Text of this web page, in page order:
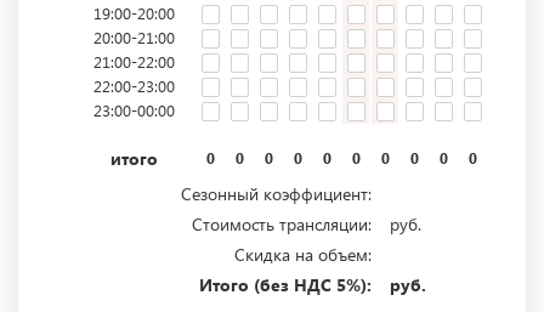
19:00-20:00
20:00-21:00
21:00-22:00
22:00-23:00
23:00-00:00
итого 0 0 0 0 0 0 0 0 0 0
Сезонный коэффициент:
Стоимость трансляции:
руб.
Скидка на объем:
Итого (без НДС 5%):
руб.